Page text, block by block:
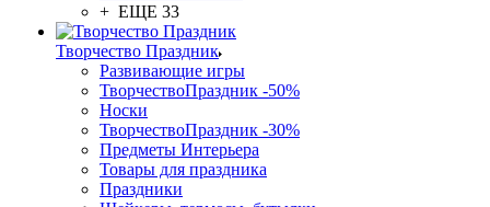
+ ЕЩЕ 33
Творчество Праздник
Развивающие игры
ТворчествоПраздник -50%
Носки
ТворчествоПраздник -30%
Предметы Интерьера
Товары для праздника
Праздники